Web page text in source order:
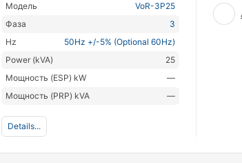
Модель
VoR-3P25
Фаза
3
Hz
50Hz +/-5% (Optional 60Hz)
Power (kVA)
25
Мощность (ESP) kW
—
Мощность (PRP) kVA
—
Details...